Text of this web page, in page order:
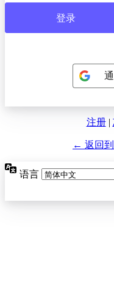
注册|
← 返回
语言